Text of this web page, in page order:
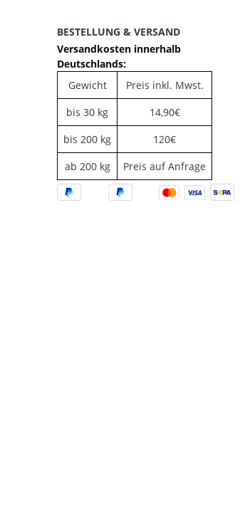
BESTELLUNG & VERSAND
Versandkosten innerhalb
Deutschlands:
Gewicht
Preis inkl. Mwst.
bis 30 kg
14,90€
bis 200 kg
120€
ab 200 kg
Preis auf Anfrage